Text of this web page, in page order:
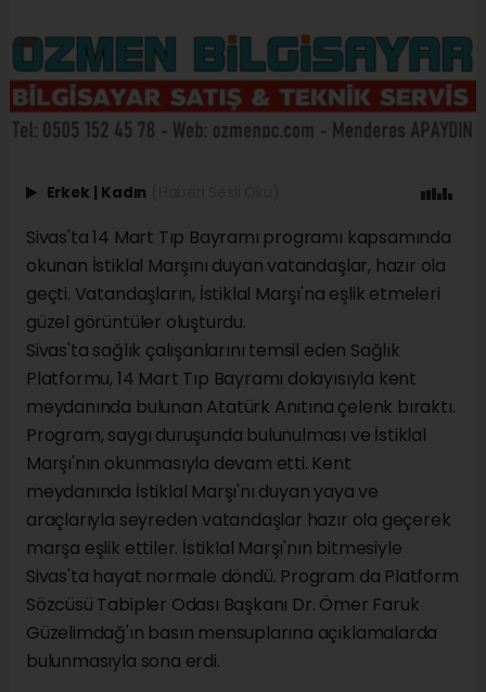
Erkek | Kadın
Sivas'ta 14 Mart Tıp Bayramı programı kapsamında
okunan İstiklal Marşını duyan vatandaşlar, hazır ola
geçti. Vatandaşların, İstiklal Marşı'na eşlik etmeleri
güzel görüntüler oluşturdu.
Sivas'ta sağlık çalışanlarını temsil eden Sağlık
Platformu, 14 Mart Tıp Bayramı dolayısıyla kent
meydanında bulunan Atatürk Anıtına çelenk bıraktı.
Program, saygı duruşunda bulunulması ve İstiklal
Marşı'nın okunmasıyla devam etti. Kent
meydanında İstiklal Marşı'nı duyan yaya ve
araçlarıyla seyreden vatandaşlar hazır ola geçerek
marşa eşlik ettiler. İstiklal Marşı'nın bitmesiyle
Sivas'ta hayat normale döndü. Program da Platform
Sözcüsü Tabipler Odası Başkanı Dr. Ömer Faruk
Güzelimdağ'ın basın mensuplarına açıklamalarda
bulunmasıyla sona erdi.